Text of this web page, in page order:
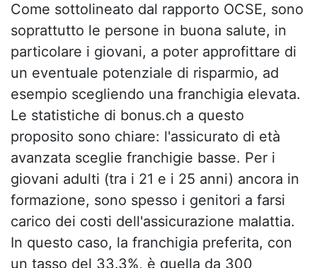
Come sottolineato dal rapporto OCSE, sono
soprattutto le persone in buona salute, in
particolare i giovani, a poter approfittare di
un eventuale potenziale di risparmio, ad
esempio scegliendo una franchigia elevata.
Le statistiche di bonus.ch a questo
proposito sono chiare: l'assicurato di età
avanzata sceglie franchigie basse. Per i
giovani adulti (tra i 21 e i 25 anni) ancora in
formazione, sono spesso i genitori a farsi
carico dei costi dell'assicurazione malattia.
In questo caso, la franchigia preferita, con
un tasso del 33.3%, è quella da 300